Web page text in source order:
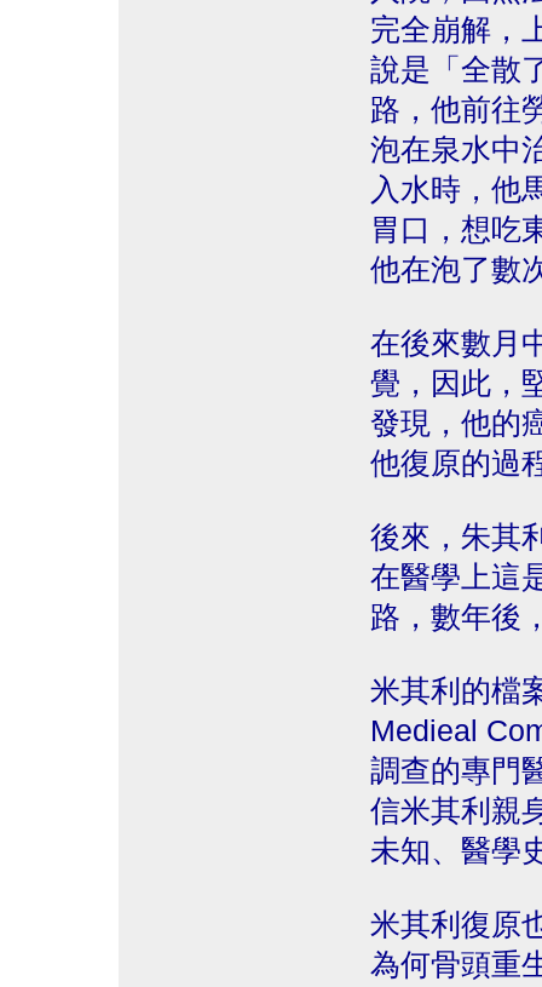
完全崩解，
說是「全散
路，他前往
泡在泉水中
入水時，他
胃口，想吃
他在泡了數
在後來數月
覺，因此，
發現，他的
他復原的過
後來，朱其
在醫學上這
路，數年後
米其利的檔
Medieal
調查的專門
信米其利親
未知、醫學
米其利復原
為何骨頭重